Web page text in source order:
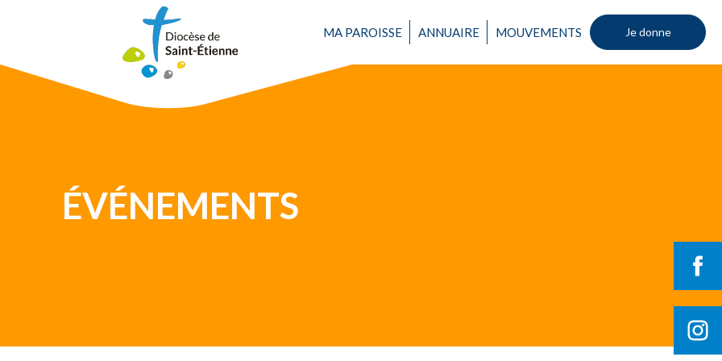
MA PAROISSE ANNUAIRE MOUVEMENTS Je donne
Une personne
ÉVÉNEMENTS